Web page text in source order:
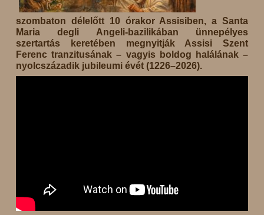
szombaton délelőtt 10 órakor Assisiben, a Santa
Maria degli Angeli-bazilikában ünnepélyes
szertartás keretében megnyitják Assisi Szent
Ferenc tranzitusának – vagyis boldog halálának –
nyolcszázadik jubileumi évét (1226–2026).